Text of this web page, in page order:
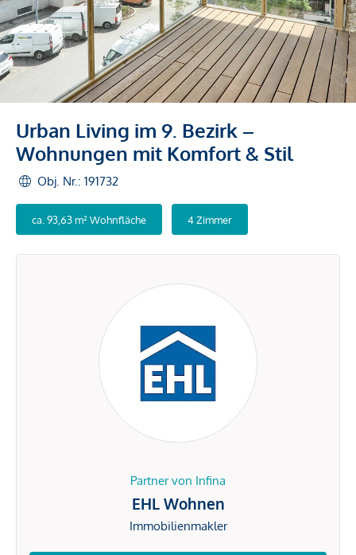
Urban Living im 9. Bezirk –
Wohnungen mit Komfort & Stil
Obj. Nr.: 191732
ca. 93,63 m² Wohnfläche 4 Zimmer
Partner von Infina
EHL Wohnen
Immobilienmakler